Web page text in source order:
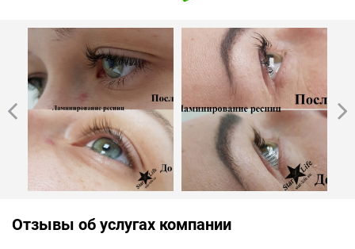
Отзывы об услугах компании